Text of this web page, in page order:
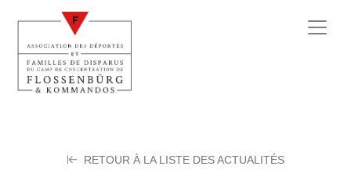
RETOUR À LA LISTE DES ACTUALITÉS